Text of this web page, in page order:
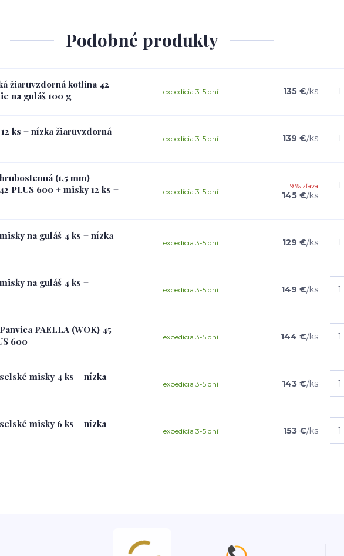
Podobné produkty
žiaruvzdorná kotlina 42
na guláš 100 g
135 €/ks
expedícia 3-5 dní
ks + nízka žiaruvzdorná
139 €/ks
expedícia 3-5 dní
(1,5 mm)
PLUS 600 + misky 12 ks +
9 % zľava
145 €/ks
expedícia 3-5 dní
na guláš 4 ks + nízka
129 €/ks
expedícia 3-5 dní
na guláš 4 ks +
149 €/ks
expedícia 3-5 dní
PAELLA (WOK) 45
600
144 €/ks
expedícia 3-5 dní
misky 4 ks + nízka
143 €/ks
expedícia 3-5 dní
misky 6 ks + nízka
153 €/ks
expedícia 3-5 dní